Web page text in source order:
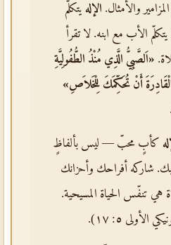
والأمثال. الإله يتكلّم
الأب مع ابنه. لا تقرأ
«اَلصَّبِيُّ الَّذِي مُنْذُ الطُّفُولِيَّةِ
أَنْ تُحَكِّمَكَ لِلْخَلاَصِ»
كأبٍ محبّ — ليس بألفاظٍ
شاركه أفراحك وأحزانك
هي تنفّس الحياة المسيحية.
الأولى ٥: ١٧).